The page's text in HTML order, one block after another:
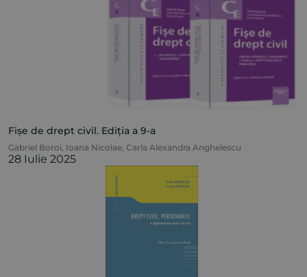
Fișe de drept civil. Ediția a 9-a
Gabriel Boroi, Ioana Nicolae, Carla Alexandra Anghelescu
28 Iulie 2025